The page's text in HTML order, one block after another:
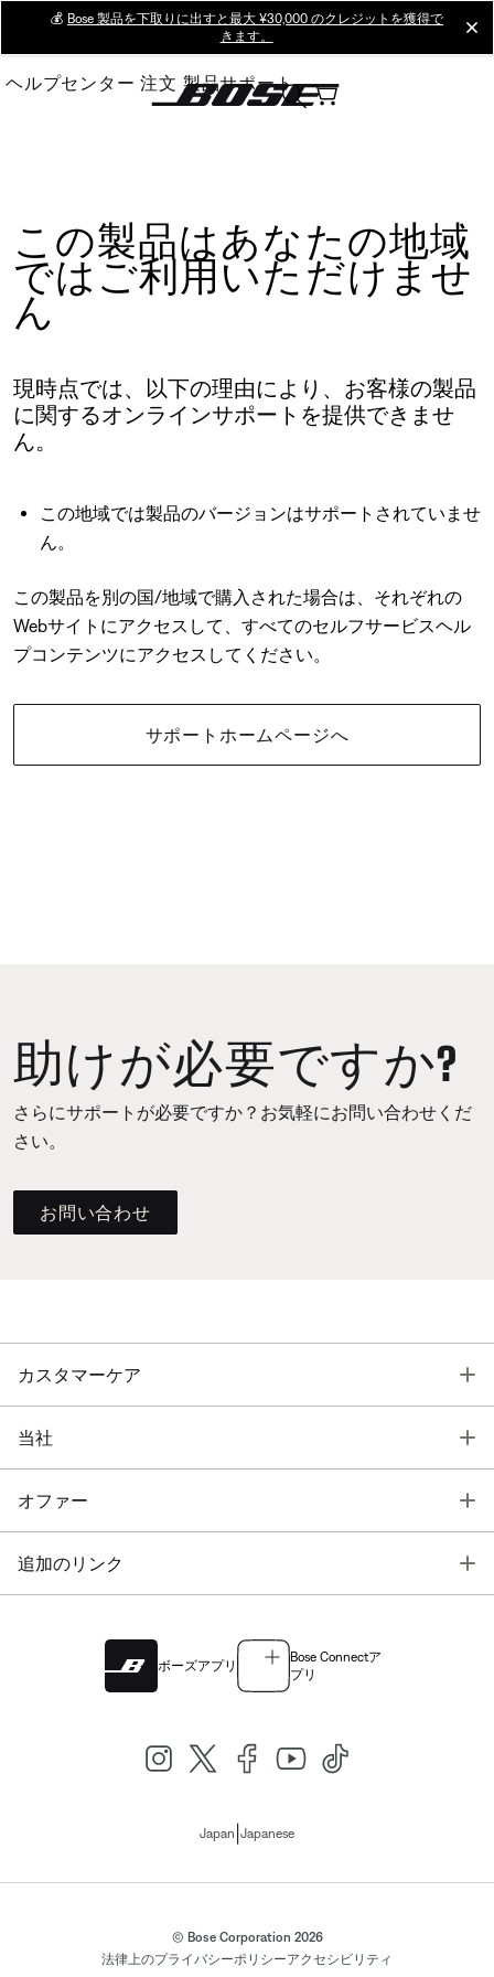
Main
💰 Bose 製品を下取りに出すと最大 ¥30,000 のクレジットを獲得で
きます。
ヘルプセンター 注文 製品サポート
この製品はあなたの地域
ではご利用いただけませ
ん
現時点では、以下の理由により、お客様の製品
に関するオンラインサポートを提供できませ
ん。
この地域では製品のバージョンはサポートされていませ
ん。
この製品を別の国/地域で購入された場合は、それぞれの
Webサイトにアクセスして、すべてのセルフサービスヘル
プコンテンツにアクセスしてください。
サポートホームページへ
助けが必要ですか?
さらにサポートが必要ですか？お気軽にお問い合わせくだ
さい。
お問い合わせ
カスタマーケア
当社
オファー
追加のリンク
ボーズアプリ
Bose Connectア
プリ
Japan Japanese
© Bose Corporation 2026
法律上のプライバシーポリシーアクセシビリティ